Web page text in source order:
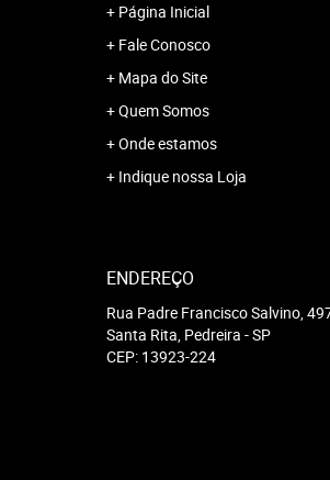
Página Inicial
Fale Conosco
Mapa do Site
Quem Somos
Onde estamos
Indique nossa Loja
ENDEREÇO
Rua Padre Francisco Salvino,
Santa Rita, Pedreira -SP
CEP: 13923-224